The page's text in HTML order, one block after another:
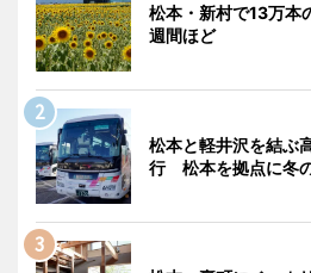
松本・新村で13万
週間ほど
松本と軽井沢を結ぶ
行 松本を拠点に冬